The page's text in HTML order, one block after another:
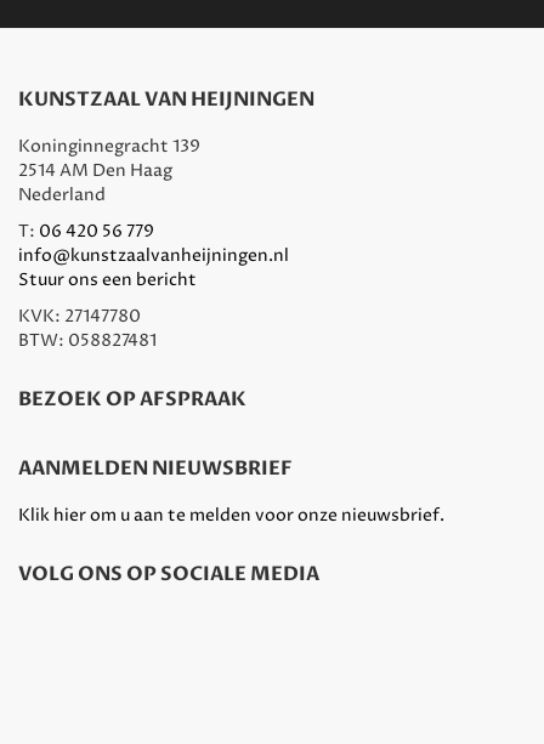
KUNSTZAAL VAN HEIJNINGEN
Koninginnegracht 139
2514 AM Den Haag
Nederland
T: 06 420 56 779
info@kunstzaalvanheijningen.nl
Stuur ons een bericht
KVK: 27147780
BTW: 058827481
BEZOEK OP AFSPRAAK
AANMELDEN NIEUWSBRIEF
Klik hier om u aan te melden voor onze nieuwsbrief.
VOLG ONS OP SOCIALE MEDIA